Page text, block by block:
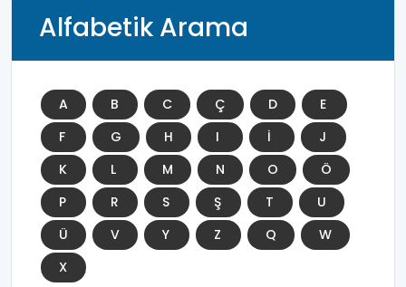
Alfabetik Arama
A B C Ç D
E
F
G H I İ
J
K
L M N O
Ö
P
R S Ş T
U
Ü
V Y Z Q
W
X